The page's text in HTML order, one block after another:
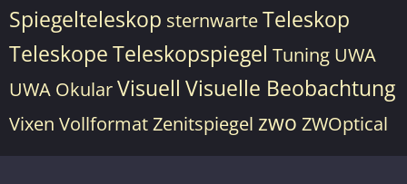
Spiegelteleskop sternwarteTeleskop
TeleskopeTeleskopspiegel Tuning UWA
UWA OkularVisuell Visuelle Beobachtung
Vixen VollformatZenitspiegel zwo ZWOptical